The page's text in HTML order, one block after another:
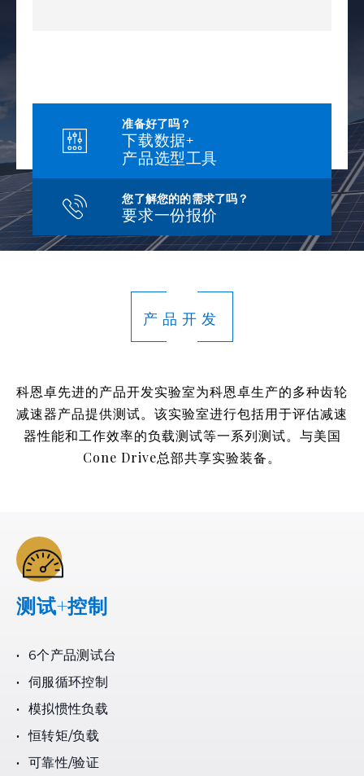
准备好了吗？
下载数据+
产品选型工具
您了解您的的需求了吗？
要求一份报价
产品开发
科恩卓先进的产品开发实验室为科恩卓生产的多种齿轮
减速器产品提供测试。该实验室进行包括用于评估减速
器性能和工作效率的负载测试等一系列测试。与美国
Cone Drive总部共享实验装备。
测试+控制
6个产品测试台
伺服循环控制
模拟惯性负载
恒转矩/负载
可靠性/验证